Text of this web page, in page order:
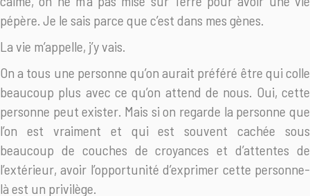
pépère. Je le sais parce que c’est dans mes gènes.
La vie m’appelle, j’y vais.
On a tous une personne qu’on aurait préféré être qui colle
beaucoup plus avec ce qu’on attend de nous. Oui, cette
personne peut exister. Mais si on regarde la personne que
l’on est vraiment et qui est souvent cachée sous
beaucoup de couches de croyances et d’attentes de
l’extérieur, avoir l’opportunité d’exprimer cette personne-
là est un privilège.